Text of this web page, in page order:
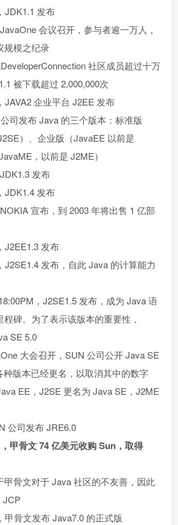
JDK1.1 发布
会议召开，参与者逾一万人，
规模之纪录
社区成员超过十万
被下载超过 2,000,000次
JAVA2 企业平台 J2EE 发布
司发布 Java 的三个版本：标准版
）、企业版（JavaEE 以前是
，以前是 J2ME）
发布
JDK1.4 发布
宣布，到 2003 年将出售 1 亿部
J2EE1.3 发布
J2SE1.4 发布，自此 Java 的计算能力
，J2SE1.5 发布，成为 Java 语
碑。为了表示该版本的重要性，
SE 5.0
大会召开，SUN 公司公开 Java SE
版本已经更名，以取消其中的数字
EE，J2SE 更名为 Java SE，J2ME
公司发布 JRE6.0
甲骨文 74 亿美元收购 Sun，取得
甲骨文对于 Java 社区的不友善，因此
JCP
甲骨文发布 Java7.0 的正式版